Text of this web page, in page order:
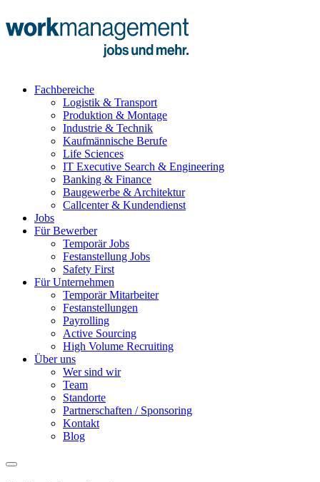
Fachbereiche
Logistik & Transport
Produktion & Montage
Industrie & Technik
Kaufmännische Berufe
Life Sciences
IT Executive Search & Engineering
Banking & Finance
Baugewerbe & Architektur
Callcenter & Kundendienst
Jobs
Für Bewerber
Temporär Jobs
Festanstellung Jobs
Safety First
Für Unternehmen
Temporär Mitarbeiter
Festanstellungen
Payrolling
Active Sourcing
High Volume Recruiting
Über uns
Wer sind wir
Team
Standorte
Partnerschaften / Sponsoring
Kontakt
Blog